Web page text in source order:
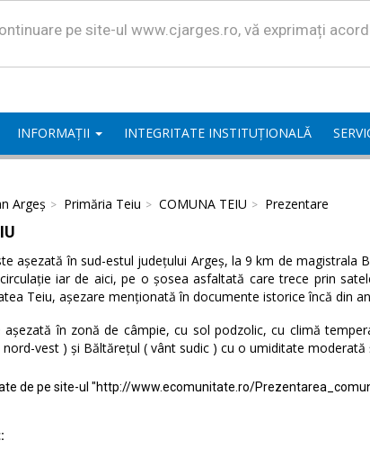
pe site-ul www.cjarges.ro, vă exprimați
INFORMAȚII INTEGRITATE INSTITUȚIONALĂ
Argeș Primăria Teiu COMUNA TEIU Prezentare
așezată în sud-estul județului Argeș, la 9 km de magistrala
iar de aici, pe o șosea asfaltată care trece prin
Teiu, așezare menționată în documente istorice încă din
așezată în zonă de câmpie, cu sol podzolic, cu climă
nord-vest ) și Băltărețul ( vânt sudic ) cu o umiditate
de pe site-ul "http://www.ecomunitate.ro/